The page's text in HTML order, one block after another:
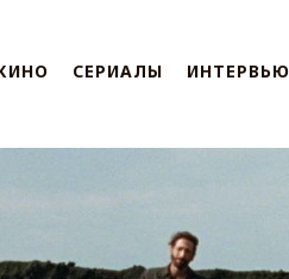
СЕРИАЛЫ ИНТЕРВЬЮ